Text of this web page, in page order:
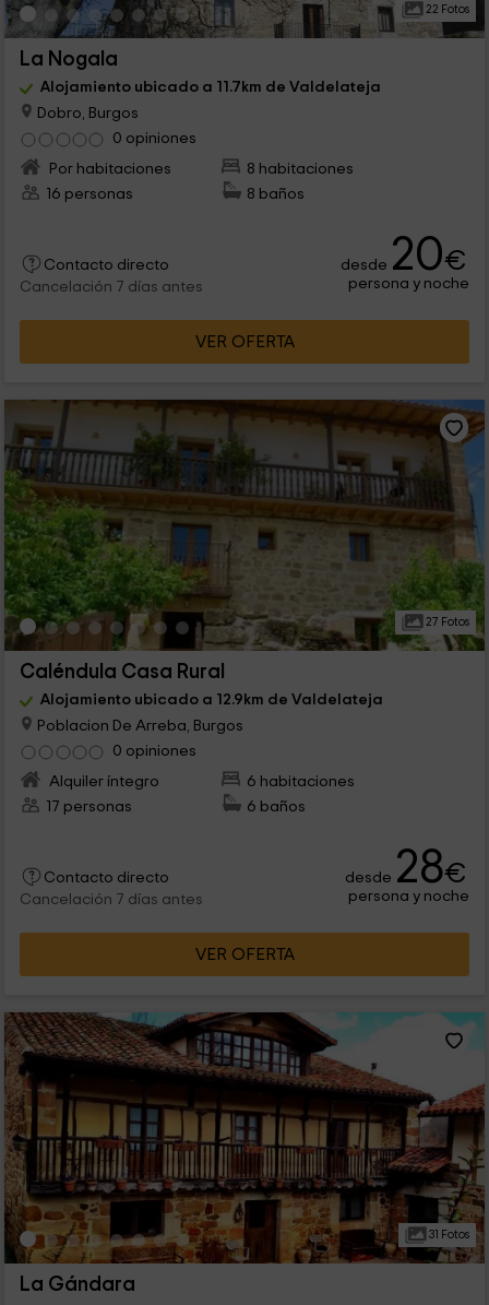
22 Fotos
La Nogala
Alojamiento ubicado a 11.7km de Valdelateja
Dobro, Burgos
0 opiniones
Por habitaciones
8 habitaciones
16 personas
8 baños
Contacto directo
Cancelación 7 días antes
desde 20€
persona y noche
VER OFERTA
27 Fotos
Caléndula Casa Rural
Alojamiento ubicado a 12.9km de Valdelateja
Poblacion De Arreba, Burgos
0 opiniones
Alquiler íntegro
6 habitaciones
17 personas
6 baños
Contacto directo
Cancelación 7 días antes
desde 28€
persona y noche
VER OFERTA
31 Fotos
La Gándara